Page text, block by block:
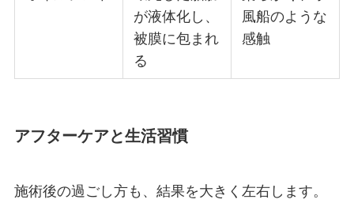
が液体化し、
被膜に包まれ
る
風船のような
感触
アフターケアと生活習慣
施術後の過ごし方も、結果を大きく左右します。